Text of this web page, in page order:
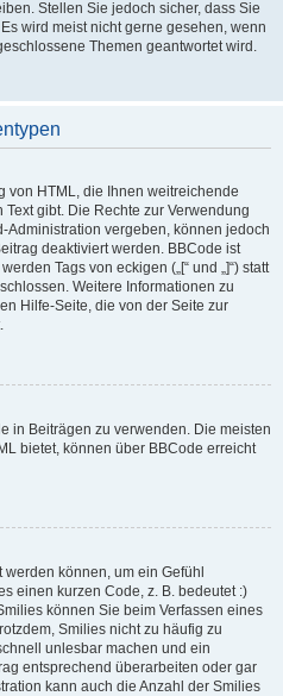
Stellen Sie jedoch sicher, dass Sie
wird meist nicht gerne gesehen, wenn
Themen geantwortet wird.
von HTML, die Ihnen weitreichende
gibt. Die Rechte zur Verwendung
vergeben, können jedoch
deaktiviert werden. BBCode ist
Tags von eckigen („[“ und „]“) statt
Weitere Informationen zu
Hilfe-Seite, die von der Seite zur
in Beiträgen zu verwenden. Die meisten
bietet, können über BBCode erreicht
können, um ein Gefühl
einen kurzen Code, z. B. bedeutet :)
können Sie beim Verfassen eines
Smilies nicht zu häufig zu
unlesbar machen und ein
entsprechend überarbeiten oder gar
kann auch die Anzahl der Smilies